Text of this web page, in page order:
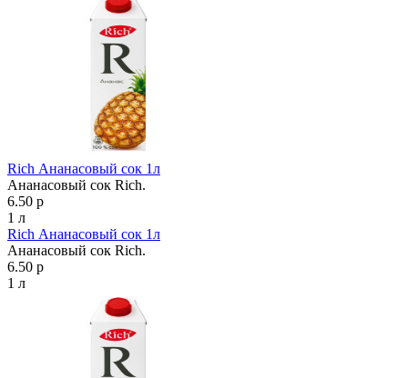
Rich Ананасовый сок 1л
Ананасовый сок Rich.
6.50 р
1 л
Rich Ананасовый сок 1л
Ананасовый сок Rich.
6.50 р
1 л